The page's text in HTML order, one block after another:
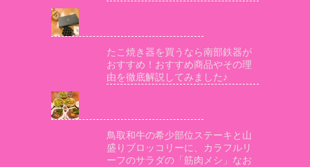
たこ焼き器を買うなら南部鉄器が
おすすめ！おすすめ商品やその理
由を徹底解説してみました♪
鳥取和牛の希少部位ステーキと山
盛りブロッコリーに、カラフルリ
ーフのサラダの「筋肉メシ」なお